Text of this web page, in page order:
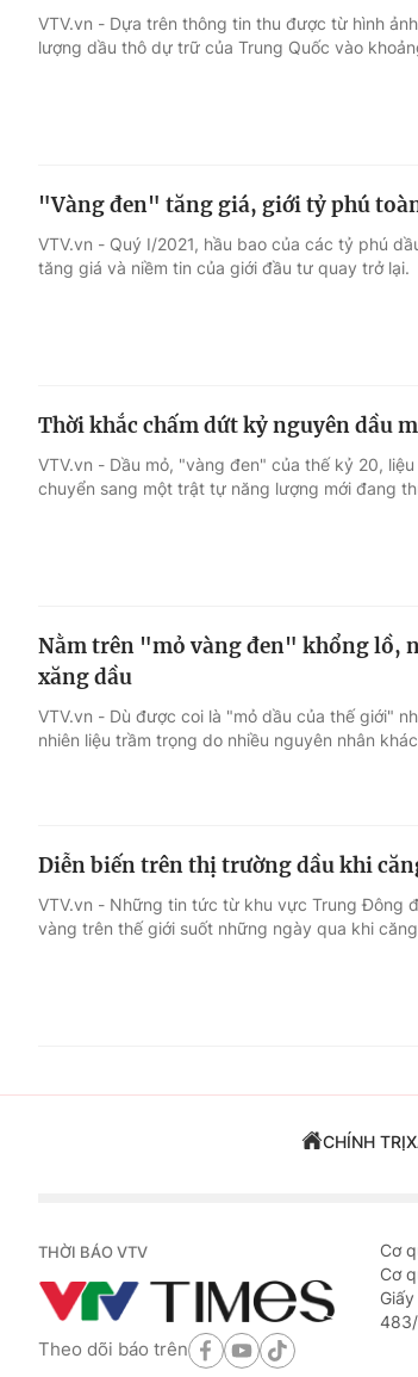
VTV.vn - Dựa trên thông tin thu được từ hình
lượng dầu thô dự trữ của Trung Quốc vào
"Vàng đen" tăng giá, giới tỷ phú
VTV.vn - Quý I/2021, hầu bao của các tỷ phú
tăng giá và niềm tin của giới đầu tư quay trở lại.
Thời khắc chấm dứt kỷ nguyên dầu
VTV.vn - Dầu mỏ, "vàng đen" của thế kỷ 20,
chuyển sang một trật tự năng lượng mới đang
Nằm trên "mỏ vàng đen" khổng lồ,
xăng dầu
VTV.vn - Dù được coi là "mỏ dầu của thế giới"
nhiên liệu trầm trọng do nhiều nguyên nhân
Diễn biến trên thị trường dầu khi
VTV.vn - Những tin tức từ khu vực Trung Đông
vàng trên thế giới suốt những ngày qua khi
CHÍNH TRỊ
THỜI BÁO VTV
Theo dõi báo trên
Cơ
Cơ